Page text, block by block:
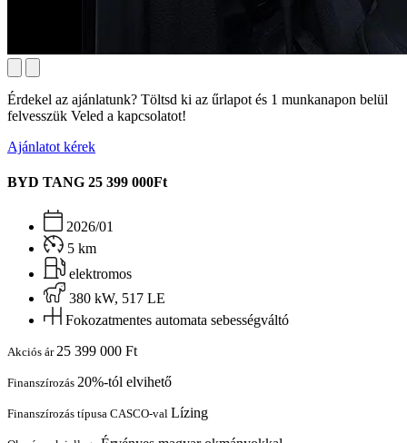
Érdekel az ajánlatunk? Töltsd ki az űrlapot és 1 munkanapon belül
felvesszük Veled a kapcsolatot!
Ajánlatot kérek
BYD TANG 25 399 000Ft
2026/01
5 km
elektromos
380 kW, 517 LE
Fokozatmentes automata sebességváltó
Akciós ár 25 399 000 Ft
Finanszírozás 20%-tól elvihető
Finanszírozás típusa CASCO-val Lízing